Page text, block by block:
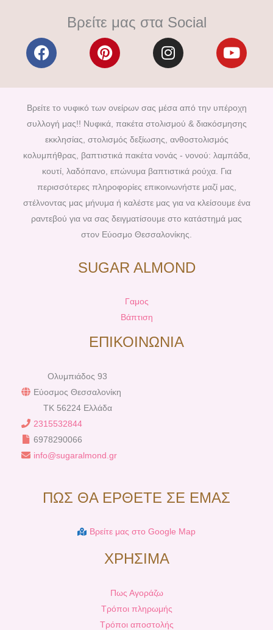
Βρείτε μας στα Social
F
a
e
b
o
o
k
P
i
t
e
r
e
s
t
I
n
t
a
g
r
a
m
Y
o
t
u
b
Βρείτε το νυφικό των ονείρων σας μέσα από την υπέροχη
συλλογή μας!! Νυφικά, πακέτα στολισμού & διακόσμησης
εκκλησίας, στολισμός δεξίωσης, ανθοστολισμός
κολυμπήθρας, βαπτιστικά πακέτα νονάς - νονού: λαμπάδα,
κουτί, λαδόπανο, επώνυμα βαπτιστικά ρούχα. Για
περισσότερες πληροφορίες επικοινωνήστε μαζί μας,
στέλνοντας μας μήνυμα ή καλέστε μας για να κλείσουμε ένα
ραντεβού για να σας δειγματίσουμε στο κατάστημά μας
στον Εύοσμο Θεσσαλονίκης.
SUGAR ALMOND
Γαμος
Βάπτιση
ΕΠΙΚΟΙΝΩΝΙΑ
Ολυμπιάδος 93
Εύοσμος Θεσσαλονίκη
TK 56224 Ελλάδα
2315532844
6978290066
info@sugaralmond.gr
ΠΩΣ ΘΑ ΕΡΘΕΤΕ ΣΕ ΕΜΑΣ
Βρείτε μας στο Google Map
ΧΡΗΣΙΜΑ
Πως Αγοράζω
Τρόποι πληρωμής
Τρόποι αποστολής